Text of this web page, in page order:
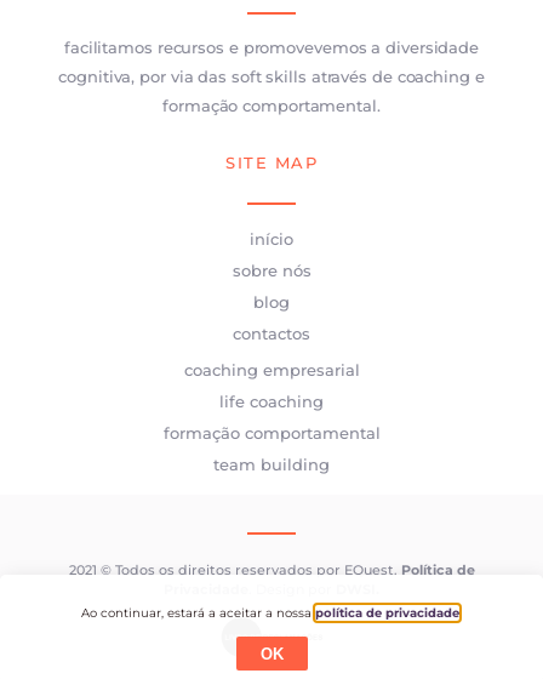
facilitamos recursos e promovevemos a diversidade
cognitiva, por via das soft skills através de coaching e
formação comportamental.
SITE MAP
início
sobre nós
blog
contactos
coaching empresarial
life coaching
formação comportamental
team building
2021 © Todos os direitos reservados por EQuest. Política de
Ao continuar, estará a aceitar a nossa política de privacidade
OK